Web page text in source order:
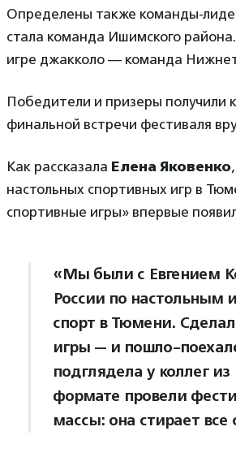
Определены также команды-
стала команда Ишимского
игре джакколо — команда
Победители и призеры получили
финальной встречи фестиваля
Как рассказала Елена Яковенко
настольных спортивных игр в
спортивные игры» впервые
«Мы были с Евгением
России по настольным
спорт в Тюмени.
игры — и пошло-
подглядела у коллег
формате провели
массы: она стирает